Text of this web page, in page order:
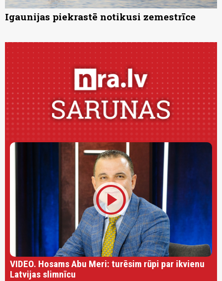
Igaunijas piekrastē notikusi zemestrīce
play_circle
VIDEO. Hosams Abu Meri: turēsim rūpi par ikvienu
Latvijas slimnīcu